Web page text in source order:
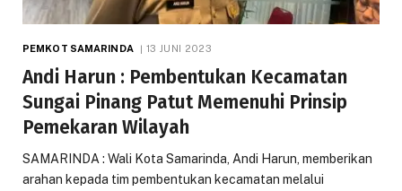
PEMKOT SAMARINDA 13 JUNI 2023
Andi Harun : Pembentukan Kecamatan
Sungai Pinang Patut Memenuhi Prinsip
Pemekaran Wilayah
SAMARINDA : Wali Kota Samarinda, Andi Harun, memberikan
arahan kepada tim pembentukan kecamatan melalui